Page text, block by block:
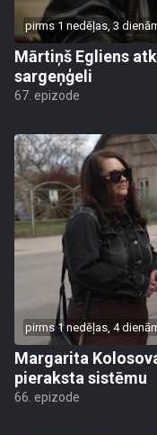
pirms 1 nedēļas, 3
Mārtiņš Egliens
sargeņģeli
67. epizode
pirms 1 nedēļas, 4
Margarita
pieraksta sistēmu
66. epizode